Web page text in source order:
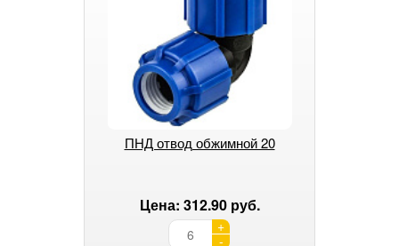
ПНД отвод обжимной 20
Цена: 312.90 руб.
+
-